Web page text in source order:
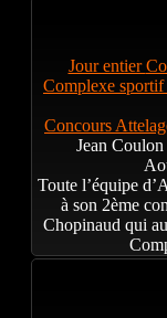
Jour entier
Complexe
Concours
Jean
Toute l’équipe
à son 2ème
Chopinaud qui